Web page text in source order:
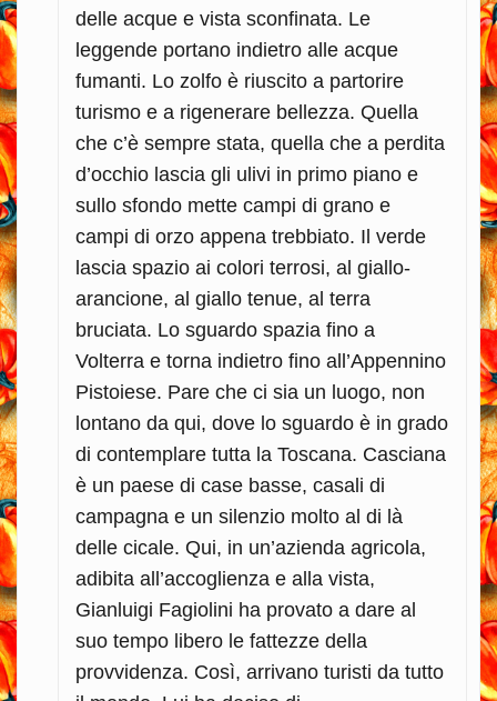
delle acque e vista sconfinata. Le
leggende portano indietro alle acque
fumanti. Lo zolfo è riuscito a partorire
turismo e a rigenerare bellezza. Quella
che c’è sempre stata, quella che a perdita
d’occhio lascia gli ulivi in primo piano e
sullo sfondo mette campi di grano e
campi di orzo appena trebbiato. Il verde
lascia spazio ai colori terrosi, al giallo-
arancione, al giallo tenue, al terra
bruciata. Lo sguardo spazia fino a
Volterra e torna indietro fino all’Appennino
Pistoiese. Pare che ci sia un luogo, non
lontano da qui, dove lo sguardo è in grado
di contemplare tutta la Toscana. Casciana
è un paese di case basse, casali di
campagna e un silenzio molto al di là
delle cicale. Qui, in un’azienda agricola,
adibita all’accoglienza e alla vista,
Gianluigi Fagiolini ha provato a dare al
suo tempo libero le fattezze della
provvidenza. Così, arrivano turisti da tutto